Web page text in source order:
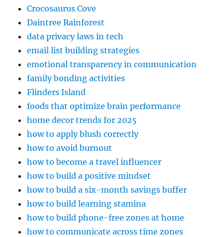
Crocosaurus Cove
Daintree Rainforest
data privacy laws in tech
email list building strategies
emotional transparency in communication
family bonding activities
Flinders Island
foods that optimize brain performance
home decor trends for 2025
how to apply blush correctly
how to avoid burnout
how to become a travel influencer
how to build a positive mindset
how to build a six-month savings buffer
how to build learning stamina
how to build phone-free zones at home
how to communicate across time zones